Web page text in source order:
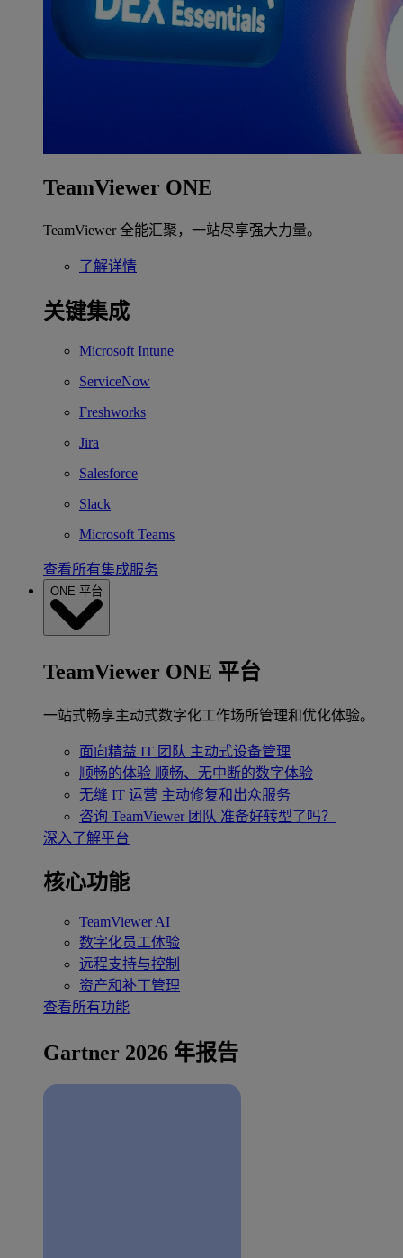
TeamViewer ONE
TeamViewer 全能汇聚，一站尽享强大力量。
了解详情
关键集成
Microsoft Intune
ServiceNow
Freshworks
Jira
Salesforce
Slack
Microsoft Teams
查看所有集成服务
ONE 平台
TeamViewer ONE 平台
一站式畅享主动式数字化工作场所管理和优化体验。
面向精益 IT 团队 主动式设备管理
顺畅的体验 顺畅、无中断的数字体验
无缝 IT 运营 主动修复和出众服务
咨询 TeamViewer 团队 准备好转型了吗？
深入了解平台
核心功能
TeamViewer AI
数字化员工体验
远程支持与控制
资产和补丁管理
查看所有功能
Gartner 2026 年报告